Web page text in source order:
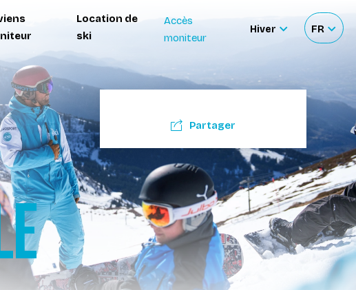
Location de
ski
Accès
moniteur
Hiver
Sélectionner
FR
Partager